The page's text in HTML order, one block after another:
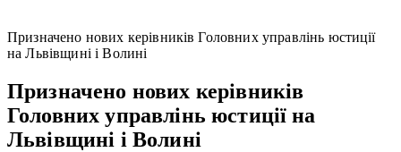
Призначено нових керівників Головних управлінь юстиції
на Львівщині і Волині
Призначено нових керівників
Головних управлінь юстиції на
Львівщині і Волині